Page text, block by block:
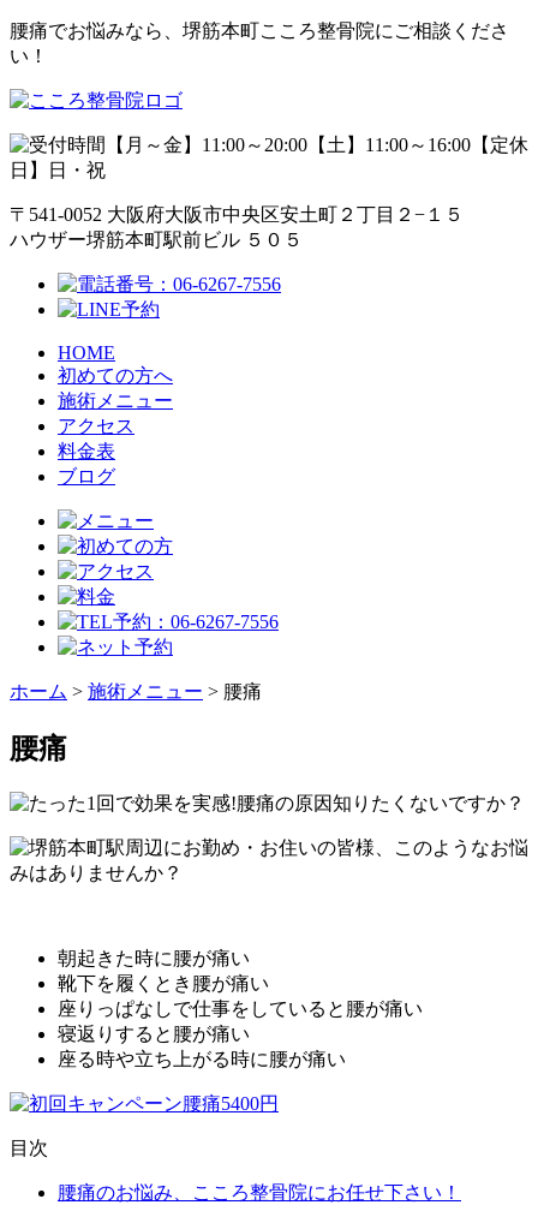
腰痛でお悩みなら、堺筋本町こころ整骨院にご相談くださ
い！
【月～金】11:00～20:00【土】11:00～16:00【定休
日】日・祝
〒541-0052 大阪府大阪市中央区安土町２丁目２−１５
ハウザー堺筋本町駅前ビル ５０５
HOME
初めての方へ
施術メニュー
アクセス
料金表
ブログ
ホーム > 施術メニュー > 腰痛
腰痛
朝起きた時に腰が痛い
靴下を履くとき腰が痛い
座りっぱなしで仕事をしていると腰が痛い
寝返りすると腰が痛い
座る時や立ち上がる時に腰が痛い
目次
腰痛のお悩み、こころ整骨院にお任せ下さい！